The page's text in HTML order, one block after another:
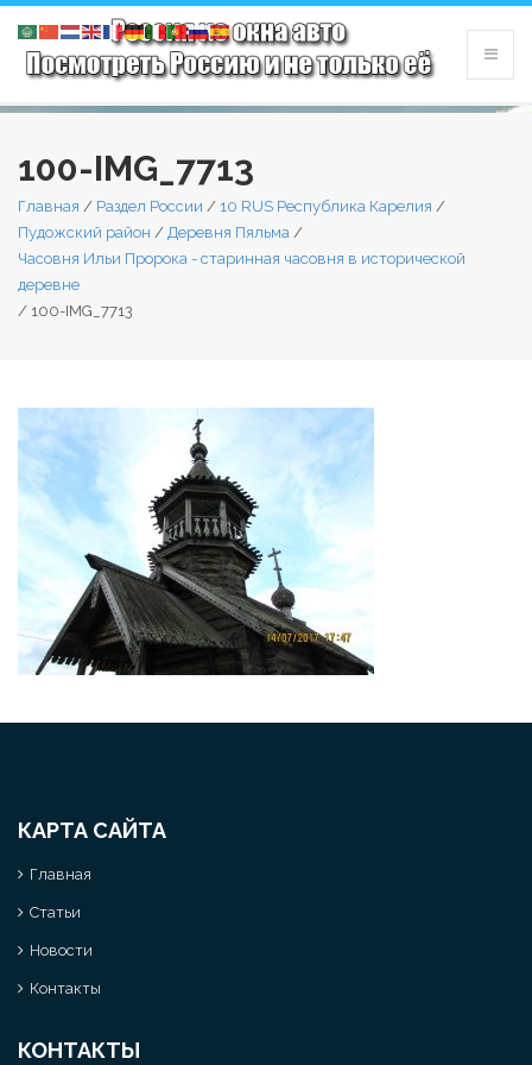
100-IMG_7713
Главная / Раздел России / 10 RUS Республика Карелия /
Пудожский район / Деревня Пяльма /
Часовня Ильи Пророка - старинная часовня в исторической
деревне
/ 100-IMG_7713
КАРТА САЙТА
Главная
Статьи
Новости
Контакты
КОНТАКТЫ